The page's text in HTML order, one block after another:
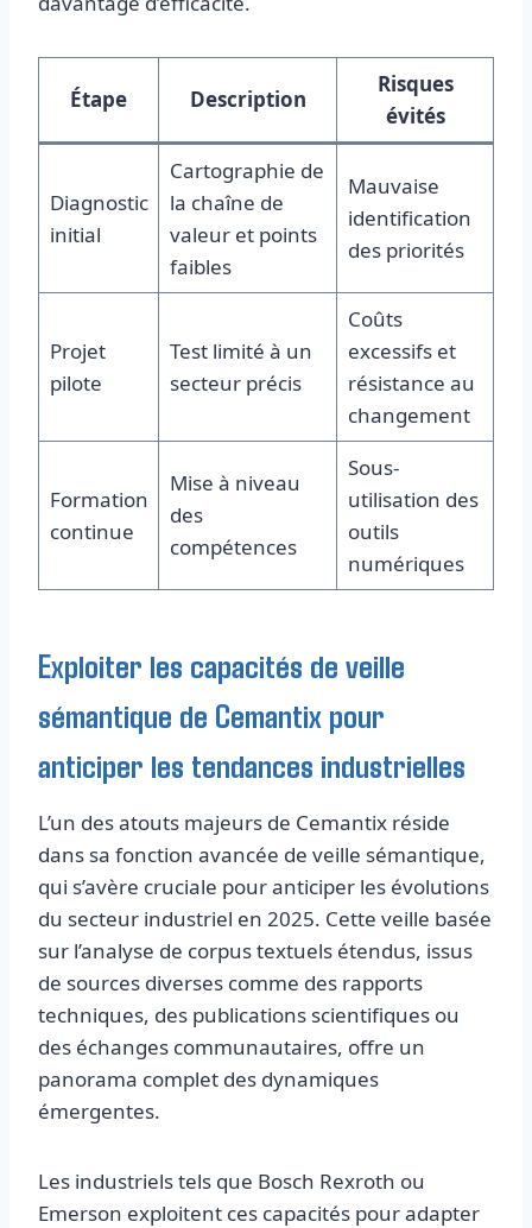
Étape Description
Risques
évités
Diagnostic
initial
Cartographie de
la chaîne de
valeur et points
faibles
Mauvaise
identification
des priorités
Projet
pilote
Test limité à un
secteur précis
Coûts
excessifs et
résistance au
changement
Formation
continue
Mise à niveau
des
compétences
Sous-
utilisation des
outils
numériques
Exploiter les capacités de veille
sémantique de Cemantix pour
anticiper les tendances industrielles
L’un des atouts majeurs de Cemantix réside
dans sa fonction avancée de veille sémantique,
qui s’avère cruciale pour anticiper les évolutions
du secteur industriel en 2025. Cette veille basée
sur l’analyse de corpus textuels étendus, issus
de sources diverses comme des rapports
techniques, des publications scientifiques ou
des échanges communautaires, offre un
panorama complet des dynamiques
émergentes.
Les industriels tels que Bosch Rexroth ou
Emerson exploitent ces capacités pour adapter